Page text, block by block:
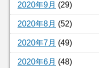
2020年9月 (29)
2020年8月 (52)
2020年7月 (49)
2020年6月 (48)